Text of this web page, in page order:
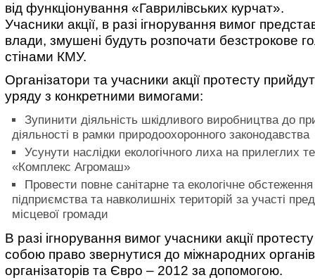
від функціонування «Гаврилівських курчат».
Учасники акції, в разі ігнорування вимог
влади, змушені будуть розпочати безстрокове
стінами КМУ.
Організатори та учасники акції протесту
уряду з конкретними вимогами:
Зупинити діяльність шкідливого виробництва до
діяльності в рамки природоохоронного законодавства
Усунути наслідки екологічного лиха на прилеглих
«Комплекс Агромаш»
Провести повне санітарне та екологічне обстеження
підприємства та навколишніх територій за участі
місцевої громади
В разі ігнорування вимог учасники акції
собою право звернутися до міжнародних
організаторів та Євро – 2012 за допомогою.